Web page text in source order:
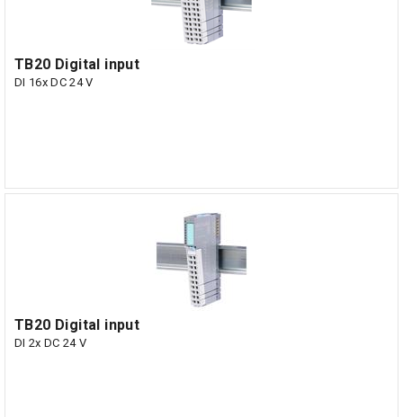
TB20 Digital input
DI 16x DC 24 V
TB20 Digital input
DI 2x DC 24 V